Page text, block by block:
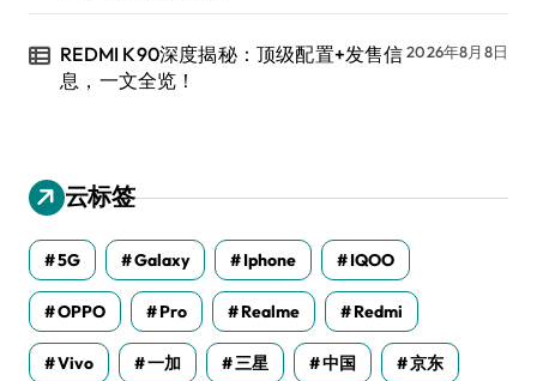
REDMI K90深度揭秘：顶级配置+发售信
息，一文全览！
2026年8月8日
云标签
5G Galaxy Iphone IQOO
OPPO Pro Realme Redmi
Vivo 一加 三星 中国 京东